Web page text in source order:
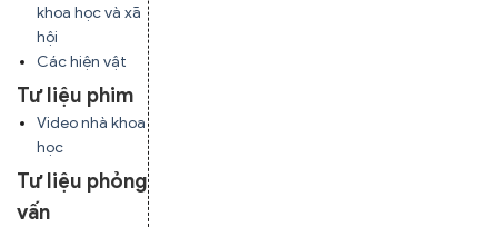
khoa học và xã
hội
Các hiện vật
Tư liệu phim
Video nhà khoa
học
Tư liệu phỏng
vấn